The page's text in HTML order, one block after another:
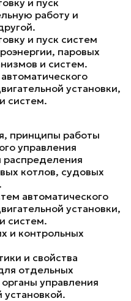
и пуск
работу и
и пуск систем
паровых
и систем.
установки,
систем.
принципы работы
управления
распределения
котлов, судовых
автоматического
установки,
систем.
и контрольных
и свойства
отдельных
управления
установкой.